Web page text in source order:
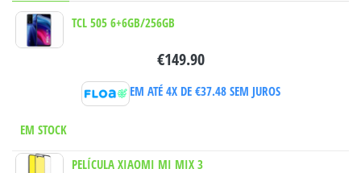
TCL 505 6+6GB/256GB
€149.90
EM ATÉ 4X DE €37.48SEM JUROS
EM STOCK
PELÍCULA XIAOMI MI MIX 3